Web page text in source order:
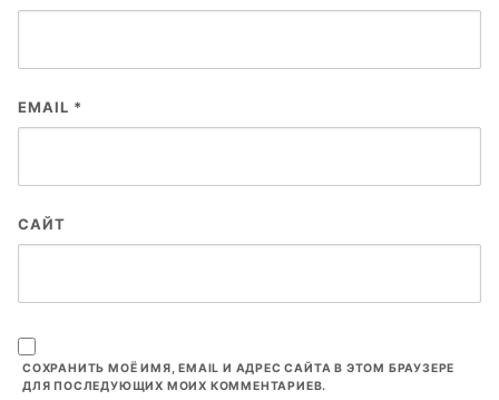
EMAIL *
САЙТ
СОХРАНИТЬ МОЁ ИМЯ, EMAIL И АДРЕС САЙТА В ЭТОМ БРАУЗЕРЕ
ДЛЯ ПОСЛЕДУЮЩИХ МОИХ КОММЕНТАРИЕВ.